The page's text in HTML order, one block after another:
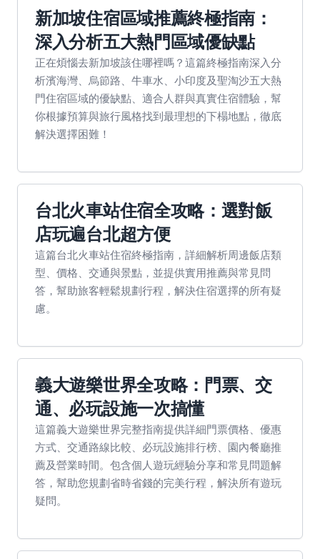
新加坡住宿區域推薦終極指南：
深入分析五大熱門區域優缺點
正在煩惱去新加坡該住哪裡嗎？這篇終極指南深入分
析濱海灣、烏節路、牛車水、小印度及聖淘沙五大熱
門住宿區域的優缺點、適合人群與真實住宿體驗，幫
你根據預算與旅行風格找到最理想的下榻地點，徹底
解決選擇困難！
台北火車站住宿全攻略：選對飯
店玩遍台北超方便
這篇台北火車站住宿終極指南，詳細解析周邊飯店類
型、價格、交通與景點，並提供實用推薦與常見問
答，幫助旅客輕鬆規劃行程，解決住宿選擇的所有疑
慮。
義大遊樂世界全攻略：門票、交
通、必玩設施一次搞懂
這篇義大遊樂世界完整指南提供詳細門票價格、優惠
方式、交通路線比較、必玩設施排行榜、園內餐廳推
薦及營業時間。包含個人遊玩經驗分享和常見問題解
答，幫助您規劃省時省錢的完美行程，解決所有遊玩
疑問。